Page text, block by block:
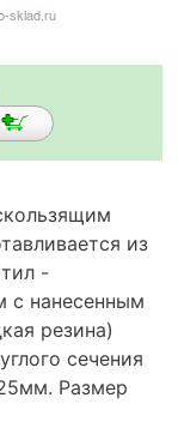
из
-
с нанесенным
резина)
сечения
Размер